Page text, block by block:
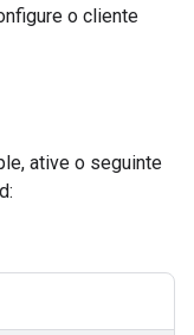
o cliente
ative o seguinte